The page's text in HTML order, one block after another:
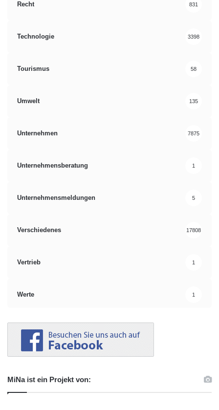
Recht 831
Technologie 3398
Tourismus 58
Umwelt 135
Unternehmen 7875
Unternehmensberatung 1
Unternehmensmeldungen 5
Verschiedenes 17808
Vertrieb 1
Werte 1
MiNa ist ein Projekt von: